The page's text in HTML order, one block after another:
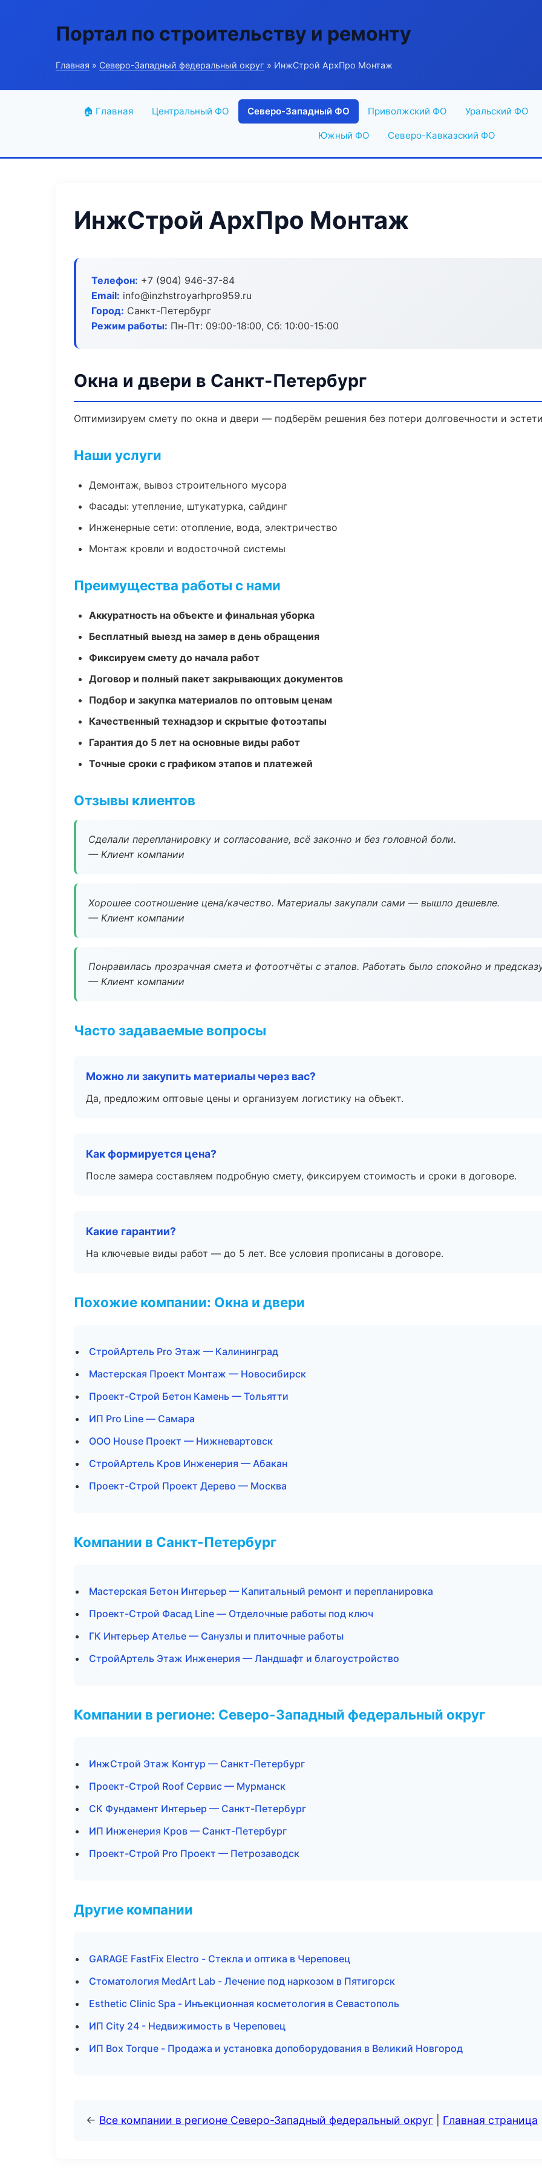
Портал по строительству и ремонту
Главная » Северо-Западный федеральный округ » ИнжСтрой АрхПро Монтаж
🏠 Главная Центральный ФО Северо-Западный ФО Приволжский ФО Уральский ФО
Южный ФО Северо-Кавказский ФО
ИнжСтрой АрхПро Монтаж
Телефон: +7 (904) 946-37-84
Email: info@inzhstroyarhpro959.ru
Город: Санкт-Петербург
Режим работы: Пн-Пт: 09:00-18:00, Сб: 10:00-15:00
Окна и двери в Санкт-Петербург
Оптимизируем смету по окна и двери — подберём решения без потери долговечности и
Наши услуги
Демонтаж, вывоз строительного мусора
Фасады: утепление, штукатурка, сайдинг
Инженерные сети: отопление, вода, электричество
Монтаж кровли и водосточной системы
Преимущества работы с нами
Аккуратность на объекте и финальная уборка
Бесплатный выезд на замер в день обращения
Фиксируем смету до начала работ
Договор и полный пакет закрывающих документов
Подбор и закупка материалов по оптовым ценам
Качественный технадзор и скрытые фотоэтапы
Гарантия до 5 лет на основные виды работ
Точные сроки с графиком этапов и платежей
Отзывы клиентов
Сделали перепланировку и согласование, всё законно и без головной боли.
— Клиент компании
Хорошее соотношение цена/качество. Материалы закупали сами — вышло дешевле.
— Клиент компании
Понравилась прозрачная смета и фотоотчёты с этапов. Работать было спокойно и
— Клиент компании
Часто задаваемые вопросы
Можно ли закупить материалы через вас?
Да, предложим оптовые цены и организуем логистику на объект.
Как формируется цена?
После замера составляем подробную смету, фиксируем стоимость и сроки в договоре.
Какие гарантии?
На ключевые виды работ — до 5 лет. Все условия прописаны в договоре.
Похожие компании: Окна и двери
СтройАртель Pro Этаж — Калининград
Мастерская Проект Монтаж — Новосибирск
Проект-Строй Бетон Камень — Тольятти
ИП Pro Line — Самара
ООО House Проект — Нижневартовск
СтройАртель Кров Инженерия — Абакан
Проект-Строй Проект Дерево — Москва
Компании в Санкт-Петербург
Мастерская Бетон Интерьер — Капитальный ремонт и перепланировка
Проект-Строй Фасад Line — Отделочные работы под ключ
ГК Интерьер Ателье — Санузлы и плиточные работы
СтройАртель Этаж Инженерия — Ландшафт и благоустройство
Компании в регионе: Северо-Западный федеральный округ
ИнжСтрой Этаж Контур — Санкт-Петербург
Проект-Строй Roof Сервис — Мурманск
СК Фундамент Интерьер — Санкт-Петербург
ИП Инженерия Кров — Санкт-Петербург
Проект-Строй Pro Проект — Петрозаводск
Другие компании
GARAGE FastFix Electro - Стекла и оптика в Череповец
Стоматология MedArt Lab - Лечение под наркозом в Пятигорск
Esthetic Clinic Spa - Инъекционная косметология в Севастополь
ИП City 24 - Недвижимость в Череповец
ИП Box Torque - Продажа и установка допоборудования в Великий Новгород
← Все компании в регионе Северо-Западный федеральный округ Главная страница